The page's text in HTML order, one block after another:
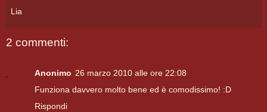
Lia
2 commenti:
Anonimo 26 marzo 2010 alle ore 22:08
Funziona davvero molto bene ed è comodissimo! :D
Rispondi